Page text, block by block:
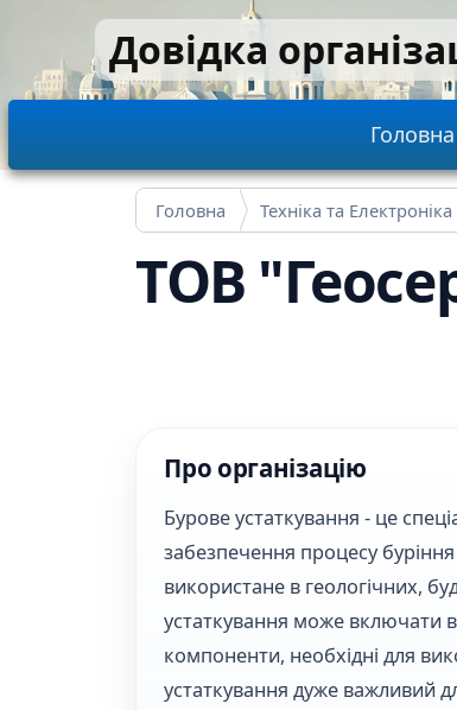
Перейти до основного вмісту
Довідка
Main
Головна
Головна Техніка та Електроніка
ТОВ
Про організацію
Бурове устаткування - це
забезпечення процесу
використане в геологічних,
устаткування може включати
компоненти, необхідні для
устаткування дуже важливий